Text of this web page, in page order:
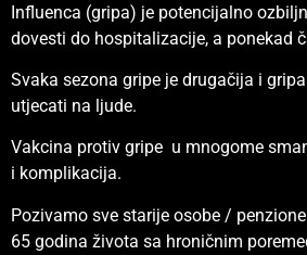
Influenca (gripa) je potencijalno
dovesti do hospitalizacije, a ponekad
Svaka sezona gripe je drugačija i
utjecati na ljude.
Vakcina protiv gripe u mnogome
i komplikacija.
Pozivamo sve starije osobe /
65 godina života sa hroničnim